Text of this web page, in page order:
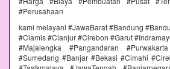
#Perusahaan
kami melayani #JawaBarat #Bandung
#Ciamis #Cianjur #Cirebon #Garut
#Majalengka #Pangandaran
#Sumedang #Banjar #Bekasi #Cimahi